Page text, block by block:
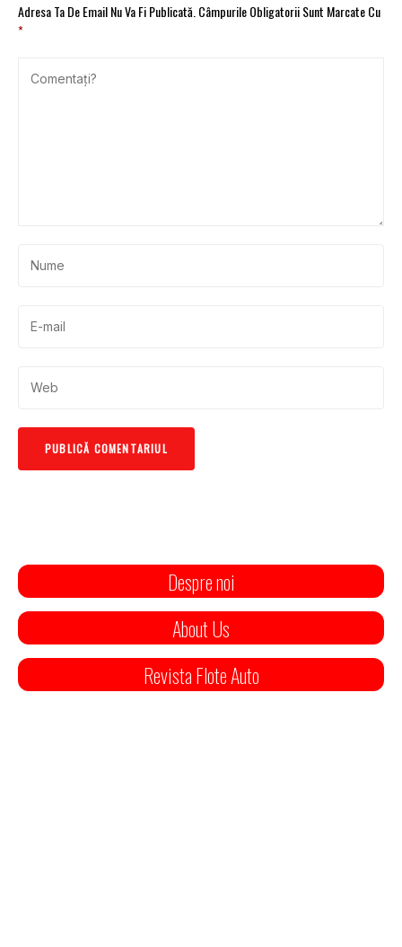
Adresa Ta De Email Nu Va Fi Publicată.Câmpurile Obligatorii Sunt Marcate Cu
*
Despre noi
About Us
Revista Flote Auto